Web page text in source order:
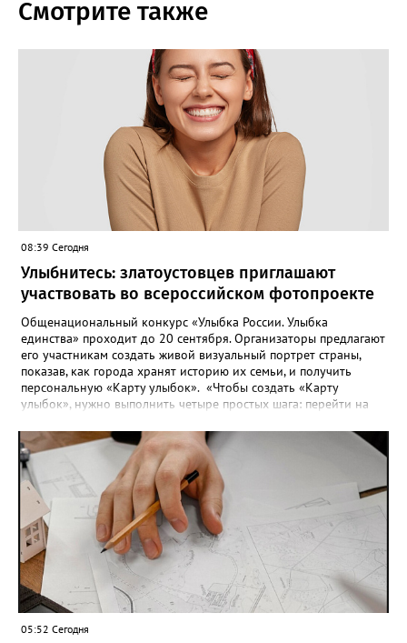
Смотрите также
08:39 Сегодня
Улыбнитесь: златоустовцев приглашают
участвовать во всероссийском фотопроекте
Общенациональный конкурс «Улыбка России. Улыбка
единства» проходит до 20 сентября. Организаторы предлагают
его участникам создать живой визуальный портрет страны,
показав, как города хранят историю их семьи, и получить
персональную «Карту улыбок». «Чтобы создать «Карту
улыбок», нужно выполнить четыре простых шага: перейти на
улыбок»; загрузить фотографию с улыбкой – подойдёт портрет
одного человека, пары, семьи или нескольких поколений в
одном кадре; отметить один или несколько городов,
связанных с историей семьи или важными воспоминаниями;
добавить подписи к городам, кратко объяснив связь с каждым
из них, указать контакты и подтвердить согласие с правилами
проекта», - говорится в инструкции на сайте проекта. ‍Заявка
может быть семейной, а после модерации стать частью
визуального архива проекта. 20 участников обещают
пригласить на итоговую фотосессию в Москве. Персональную
«Карту улыбок», которую можно скачать, сохранить и
опубликовать в социальных сетях, отмечают в оргкомитете,
получат все, кто улыбнулся.
05:52 Сегодня